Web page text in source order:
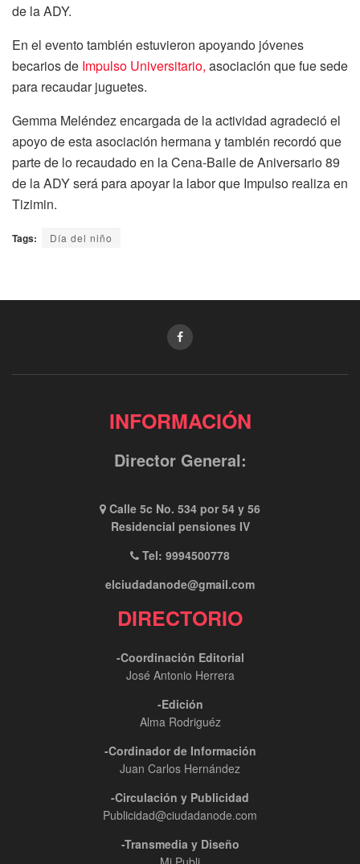
de la ADY.
En el evento también estuvieron apoyando jóvenes
becarios de Impulso Universitario, asociación que fue sede
para recaudar juguetes.
Gemma Meléndez encargada de la actividad agradeció el
apoyo de esta asociación hermana y también recordó que
parte de lo recaudado en la Cena-Baile de Aniversario 89
de la ADY será para apoyar la labor que Impulso realiza en
Tizimin.
Tags: Día del niño
INFORMACIÓN
Director General:
Calle 5c No. 534 por 54 y 56
Residencial pensiones IV
Tel: 9994500778
elciudadanode@gmail.com
DIRECTORIO
-Coordinación Editorial
José Antonio Herrera
-Edición
Alma Rodriguéz
-Cordinador de Información
Juan Carlos Hernández
-Circulación y Publicidad
Publicidad@ciudadanode.com
-Transmedia y Diseño